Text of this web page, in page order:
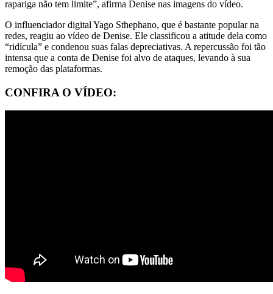
rapariga não tem limite”, afirma Denise nas imagens do vídeo.
O influenciador digital Yago Sthephano, que é bastante popular na
redes, reagiu ao vídeo de Denise. Ele classificou a atitude dela como
“ridícula” e condenou suas falas depreciativas. A repercussão foi tão
intensa que a conta de Denise foi alvo de ataques, levando à sua
remoção das plataformas.
CONFIRA O VÍDEO: